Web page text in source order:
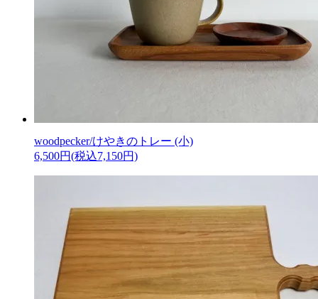
woodpecker/けやきのトレー (小)
6,500円(税込7,150円)